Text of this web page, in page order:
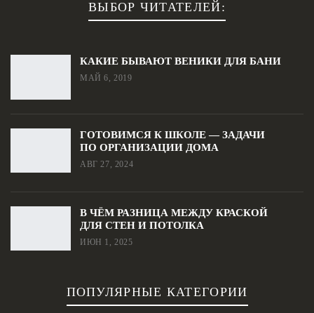
ВЫБОР ЧИТАТЕЛЕЙ:
КАКИЕ БЫВАЮТ ВЕНИКИ ДЛЯ БАНИ
МАЙ 6, 2019
ГОТОВИМСЯ К ШКОЛЕ — ЗАДАЧИ
ПО ОРГАНИЗАЦИИ ДОМА
АВГ 27, 2024
В ЧЁМ РАЗНИЦА МЕЖДУ КРАСКОЙ
ДЛЯ СТЕН И ПОТОЛКА
ИЮН 1, 2025
ПОПУЛЯРНЫЕ КАТЕГОРИИ